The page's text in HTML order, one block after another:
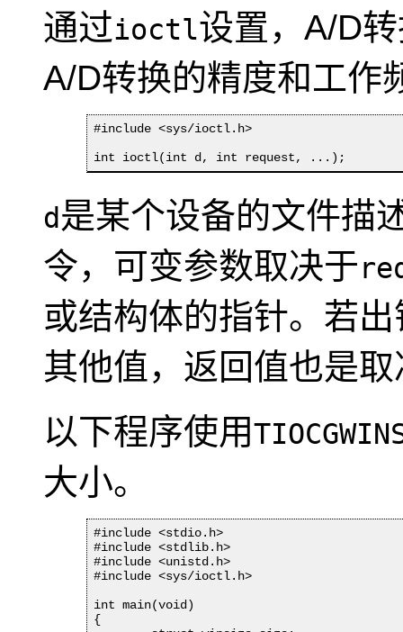
通过ioctl设置，A/D
A/D转换的精度和工作
#include <sys/ioctl.h>
int ioctl(int d, int request, ...);
d是某个设备的文件描
令，可变参数取决于
或结构体的指针。若
其他值，返回值也是取
以下程序使用
大小。
#include <stdio.h>
#include <stdlib.h>
#include <unistd.h>
#include <sys/ioctl.h>
int main(void)
{